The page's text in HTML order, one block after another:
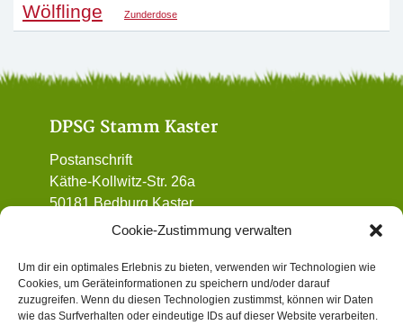
Cookie-Zustimmung verwalten
Um dir ein optimales Erlebnis zu bieten, verwenden wir Technologien wie
Cookies, um Geräteinformationen zu speichern und/oder darauf
zuzugreifen. Wenn du diesen Technologien zustimmst, können wir Daten
wie das Surfverhalten oder eindeutige IDs auf dieser Website verarbeiten.
Wölflinge
Zunderdose
DPSG Stamm Kaster
Postanschrift
Käthe-Kollwitz-Str. 26a
50181 Bedburg Kaster
01 72 / 90 32 962
Informatives